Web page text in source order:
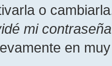
o
mi contraseña
en